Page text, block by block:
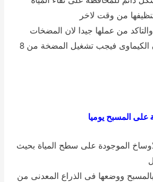
من وقت لاخر
من عملها جيدا لان المضخات
تعمل على حفظ التوازن الكيماوى فيجب تشغيل المضخة من 8
على المسبح يوميا
الموجودة على سطح المياة بحيث
ووضعها فى الذراع المعدنى من